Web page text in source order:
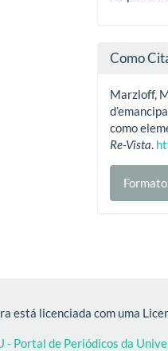
Como
Marzloff,
como
Re-Vista
está licenciada com uma
- Portal de Periódicos da